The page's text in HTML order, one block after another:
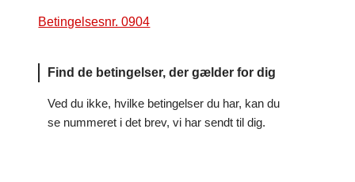
Betingelsesnr. 0904
Find de betingelser, der gælder for dig
Ved du ikke, hvilke betingelser du har, kan du
se nummeret i det brev, vi har sendt til dig.